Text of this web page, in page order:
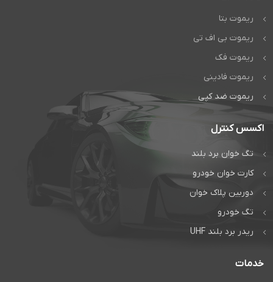
ریموت بتا
ریموت بی اف تی
ریموت فک
ریموت فادینی
ریموت ضد کپی
اکسس کنترل
تگ خوان برد بلند
کارت خوان خودرو
دوربین پلاک خوان
تگ خودرو
ریدر برد بلند UHF
خدمات